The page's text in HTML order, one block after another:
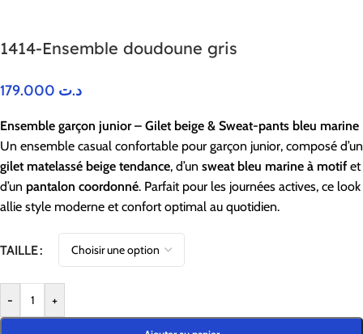
1414-Ensemble doudoune gris
د.ت
Ensemble garçon junior – Gilet beige & Sweat-pants bleu marine
Un ensemble casual confortable pour garçon junior, composé d’un
gilet matelassé beige tendance, d’un sweat bleu marine à motifet
d’un pantalon coordonné. Parfait pour les journées actives, ce look
allie style moderne et confort optimal au quotidien.
TAILLE
- +